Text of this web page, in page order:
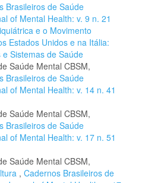
Brasileiros de Saúde
of Mental Health: v. 9 n. 21
e o Movimento
Estados Unidos e na Itália:
Sistemas de Saúde
Saúde Mental CBSM,
Brasileiros de Saúde
of Mental Health: v. 14 n. 41
Saúde Mental CBSM,
Brasileiros de Saúde
of Mental Health: v. 17 n. 51
Saúde Mental CBSM,
, Cadernos Brasileiros de